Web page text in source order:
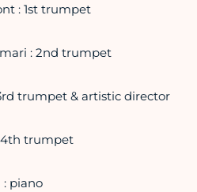
: 1st trumpet
: 2nd trumpet
trumpet & artistic director
4th trumpet
: piano